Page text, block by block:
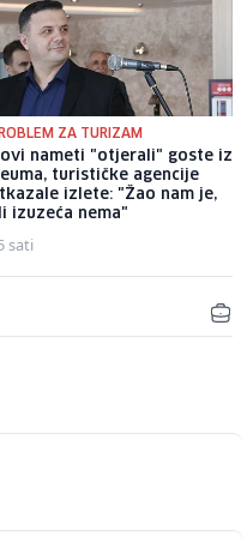
ZA TURIZAM
nameti "otjerali" goste iz
turističke agencije
izlete: "Žao nam je,
izuzeća nema"
sati